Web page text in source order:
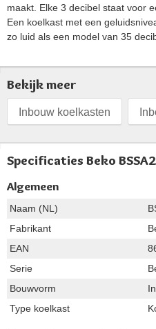
maakt. Elke 3 decibel staat voor
Een koelkast met een
zo luid als een model van 35
Bekijk meer
Inbouw koelkasten
Specificaties Beko
Algemeen
Naam (NL)
Fabrikant
EAN
Serie
Bouwvorm
Type koelkast